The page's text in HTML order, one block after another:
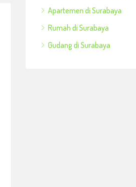
Apartemen di Surabaya
Rumah di Surabaya
Gudang di Surabaya